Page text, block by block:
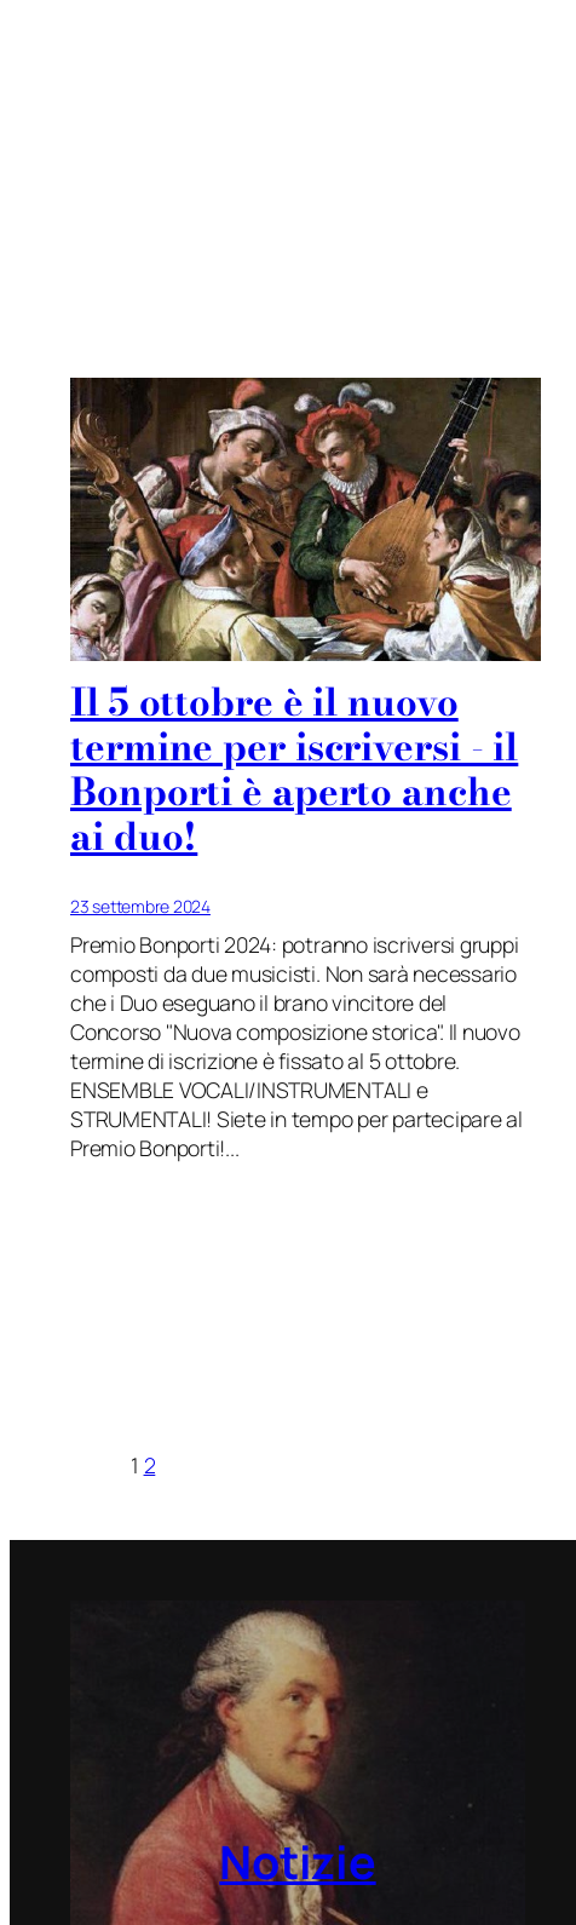
Il 5 ottobre è il nuovo
termine per iscriversi - il
Bonporti è aperto anche
ai duo!
23 settembre 2024
Premio Bonporti 2024: potranno iscriversi gruppi
composti da due musicisti. Non sarà necessario
che i Duo eseguano il brano vincitore del
Concorso "Nuova composizione storica". Il nuovo
termine di iscrizione è fissato al 5 ottobre.
ENSEMBLE VOCALI/INSTRUMENTALI e
STRUMENTALI! Siete in tempo per partecipare al
Premio Bonporti!...
1 2
Notizie